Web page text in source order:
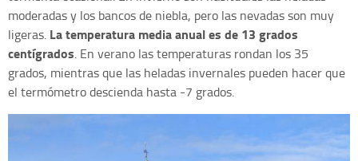
moderadas y los bancos de niebla, pero las nevadas son muy
ligeras. La temperatura media anual es de 13 grados
centígrados. En verano las temperaturas rondan los 35
grados, mientras que las heladas invernales pueden hacer que
el termómetro descienda hasta -7 grados.